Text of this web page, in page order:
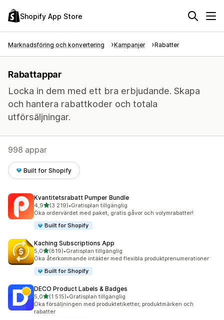
Shopify App Store
Marknadsföring och konvertering Kampanjer Rabatter
Rabattappar
Locka in dem med ett bra erbjudande. Skapa
och hantera rabattkoder och totala
utförsäljningar.
998 appar
Built for Shopify
Kvantitetsrabatt Pumper Bundle
4,9av 5 stjärnor
(3 219)
3219 recensioner totalt
•Gratisplan tillgänglig
Öka ordervärdet med paket, gratis gåvor och volymrabatter!
Built for Shopify
Kaching Subscriptions App
5,0av 5 stjärnor
(819)
819 recensioner totalt
•Gratisplan tillgänglig
Öka återkommande intäkter med flexibla produktprenumerationer
Built for Shopify
DECO Product Labels & Badges
5,0av 5 stjärnor
(1 515)
1515 recensioner totalt
•Gratisplan tillgänglig
Öka försäljningen med produktetiketter, produktmärken och
rabatter